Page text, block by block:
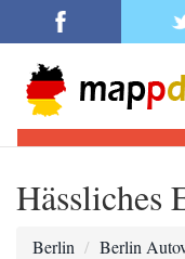
Hässliches
Berlin Berlin